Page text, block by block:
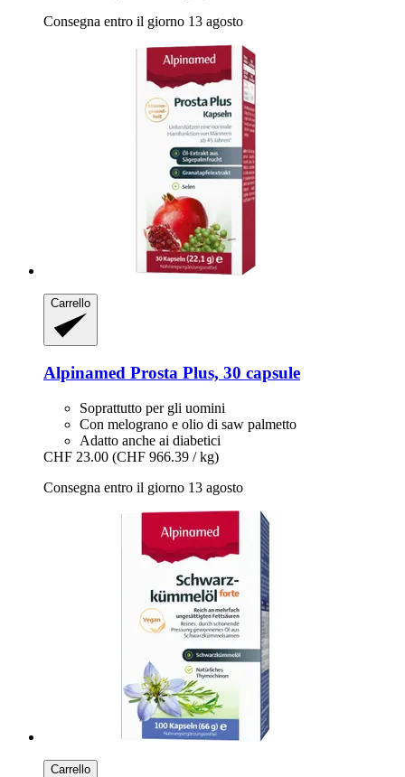
Consegna entro il giorno 13 agosto
Carrello
Alpinamed Prosta Plus, 30 capsule
Soprattutto per gli uomini
Con melograno e olio di saw palmetto
Adatto anche ai diabetici
CHF 23.00 (CHF 966.39 / kg)
Consegna entro il giorno 13 agosto
Carrello